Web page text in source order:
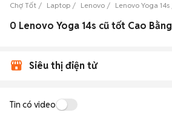
Chợ Tốt Laptop Lenovo Lenovo Yoga 14s
0 Lenovo Yoga 14s cũ tốt Cao Bằng
Siêu thị điện tử
Tin có video